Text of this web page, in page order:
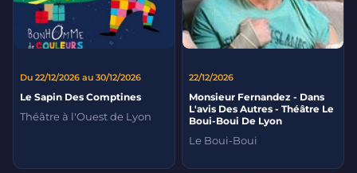
Du 22/12/2026 au 30/12/2026
Le Sapin Des Comptines
Théâtre à l'Ouest de Lyon
22/12/2026
Monsieur Fernandez - Dans
L'avis Des Autres - Théâtre Le
Boui-Boui De Lyon
Le Boui-Boui